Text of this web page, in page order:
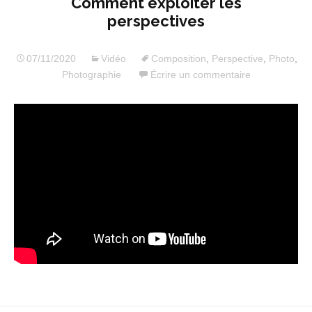
perspectives
07/11/2020 Vidéo Composition Perspective Photo
Photographie
Écrire un commentaire